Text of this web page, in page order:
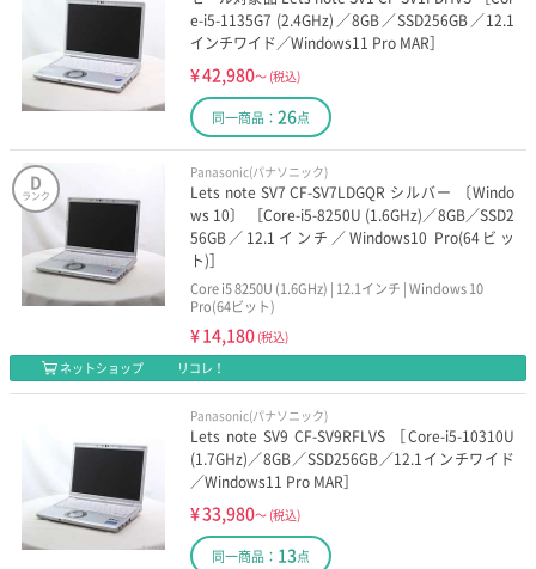
e-i5-1135G7 (2.4GHz)／8GB／SSD256GB／12.1
インチワイド／Windows11 Pro MAR］
¥42,980～ (税込)
同一商品： 26点
D
ランク
Panasonic(パナソニック)
Lets note SV7 CF-SV7LDGQR シルバー 〔Windo
ws 10〕 ［Core-i5-8250U (1.6GHz)／8GB／SSD2
56GB／12.1インチ／Windows10 Pro(64ビッ
ト)］
Core i5 8250U (1.6GHz) | 12.1インチ | Windows 10
Pro(64ビット)
¥14,180 (税込)
ネットショップ
リコレ！
Panasonic(パナソニック)
Lets note SV9 CF-SV9RFLVS ［Core-i5-10310U
(1.7GHz)／8GB／SSD256GB／12.1インチワイド
／Windows11 Pro MAR］
¥33,980～ (税込)
同一商品： 13点